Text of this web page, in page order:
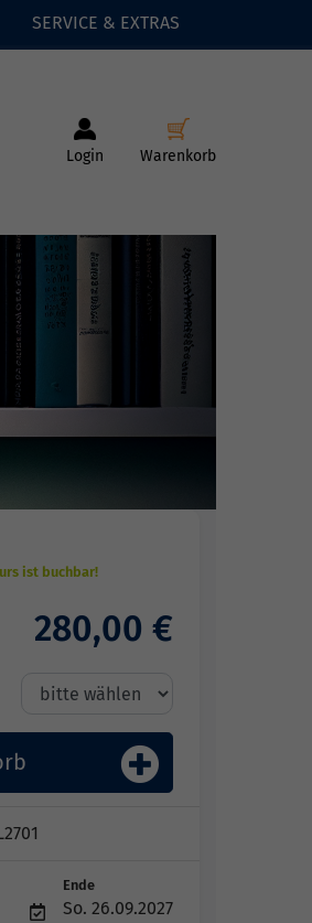
SERVICE & EXTRAS
Login Warenkorb
280,00 €
Ende
So. 26.09.2027